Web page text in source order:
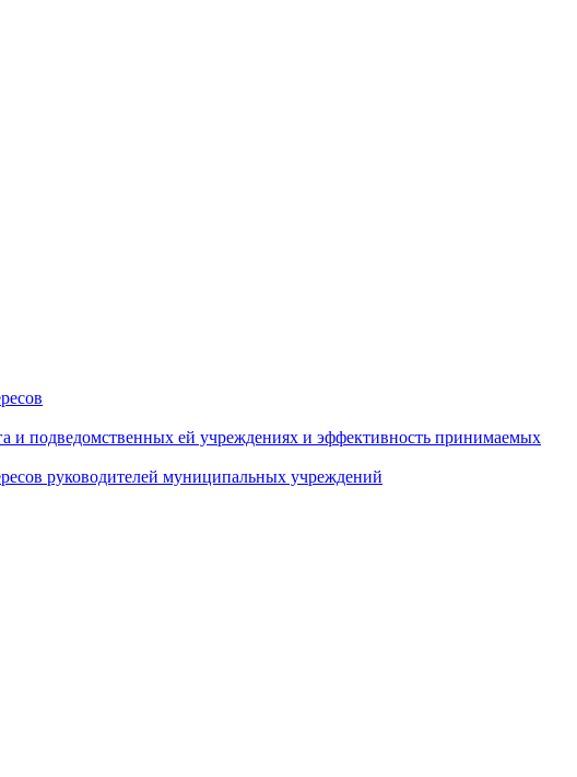
и подведомственных ей учреждениях и эффективность принимаемых
руководителей муниципальных учреждений